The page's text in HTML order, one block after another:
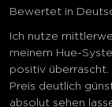
Bewertet in
Ich nutze
meinem Hue-
positiv
Preis deutlich
absolut sehen